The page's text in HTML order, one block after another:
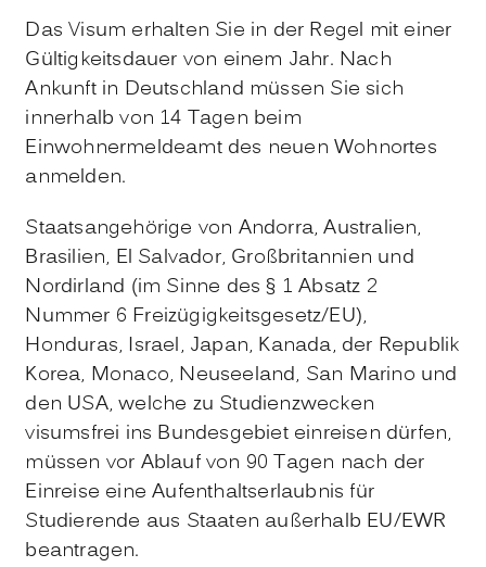
Das Visum erhalten Sie in der Regel mit einer
Gültigkeitsdauer von einem Jahr. Nach
Ankunft in Deutschland müssen Sie sich
innerhalb von 14 Tagen beim
Einwohnermeldeamt des neuen Wohnortes
anmelden.
Staatsangehörige von Andorra, Australien,
Brasilien, El Salvador, Großbritannien und
Nordirland (im Sinne des § 1 Absatz 2
Nummer 6 Freizügigkeitsgesetz/EU),
Honduras, Israel, Japan, Kanada, der Republik
Korea, Monaco, Neuseeland, San Marino und
den USA, welche zu Studienzwecken
visumsfrei ins Bundesgebiet einreisen dürfen,
müssen vor Ablauf von 90 Tagen nach der
Einreise eine Aufenthaltserlaubnis für
Studierende aus Staaten außerhalb EU/EWR
beantragen.